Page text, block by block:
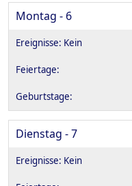
Montag - 6
Dienstag - 7